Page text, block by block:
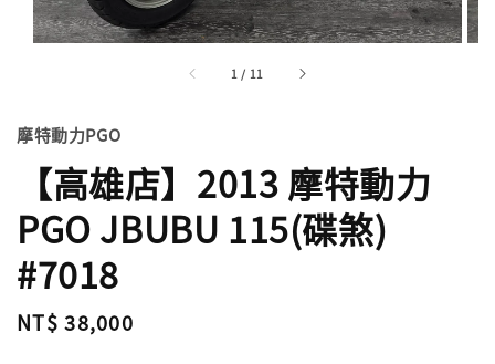
1 / 11
摩特動力PGO
【高雄店】2013 摩特動力
PGO JBUBU 115(碟煞)
#7018
Regular
NT$ 38,000